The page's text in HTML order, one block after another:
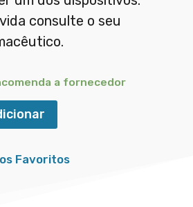
consulte o seu
a fornecedor
Favoritos